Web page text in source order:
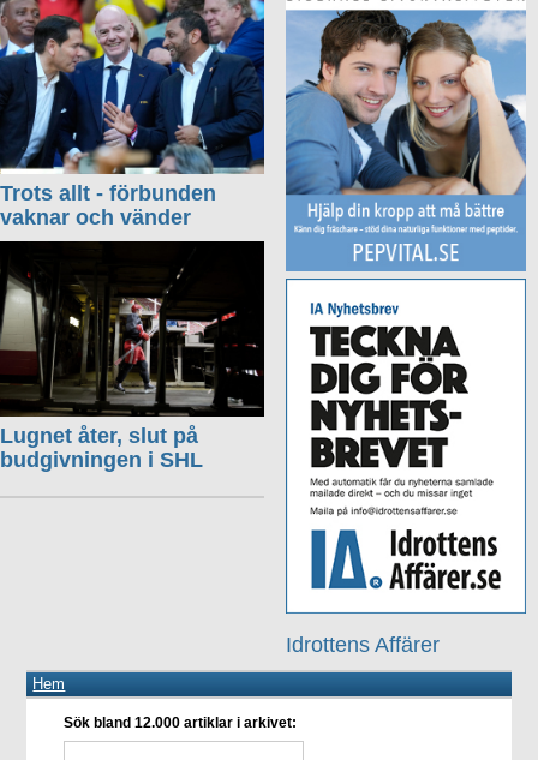
Idrottens Affärer
Trots allt - förbunden
vaknar och vänder
Lugnet åter, slut på
budgivningen i SHL
Hem
Sök bland 12.000 artiklar i arkivet: